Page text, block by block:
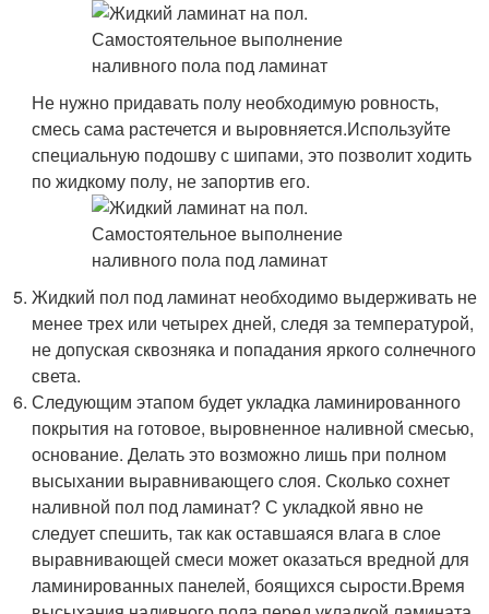
Не нужно придавать полу необходимую ровность,
смесь сама растечется и выровняется.Используйте
специальную подошву с шипами, это позволит ходить
по жидкому полу, не запортив его.
Жидкий пол под ламинат необходимо выдерживать не
менее трех или четырех дней, следя за температурой,
не допуская сквозняка и попадания яркого солнечного
света.
Следующим этапом будет укладка ламинированного
покрытия на готовое, выровненное наливной смесью,
основание. Делать это возможно лишь при полном
высыхании выравнивающего слоя. Сколько сохнет
наливной пол под ламинат? С укладкой явно не
следует спешить, так как оставшаяся влага в слое
выравнивающей смеси может оказаться вредной для
ламинированных панелей, боящихся сырости.Время